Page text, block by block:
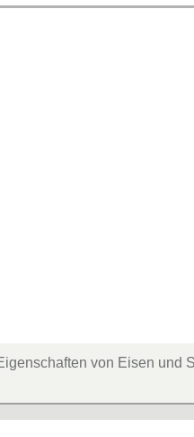
von Eisen und